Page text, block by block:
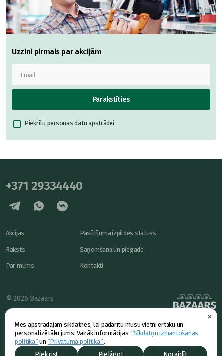
×
Mēs apstrādājam sīkdatnes, lai padarītu mūsu vietni ērtāku un
personalizētāku jums. Vairāk informācijas: “Sīkdatņu izmantošanas
politika” un “Privātuma politika”..
Piekrist Pielāgot Noraidīt
Uzzini pirmais par akcijām
Parakstīties
Piekrītu personas datu apstrādei
+371 29334440
Akcijas
Raksts
Par mums
Pasūtījuma izpildes statuss
Saņemšana un piegāde
Kontakti
powered by
© 2026 Bazaars
Konfidencialitāte
Piedāvājums